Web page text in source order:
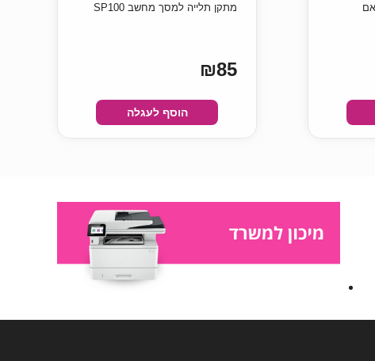
מתקן תלייה למסך מחשב SP100
₪85
הוסף לעגלה